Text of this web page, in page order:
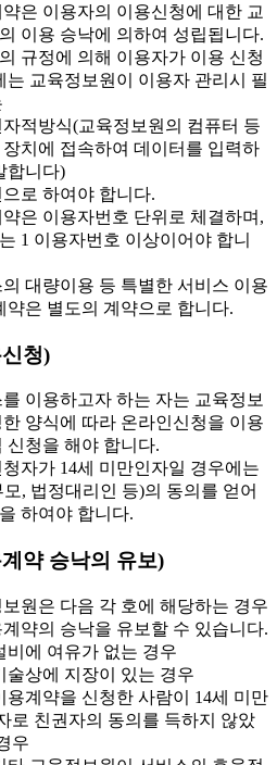
은 이용자의 이용신청에 대한 교
이용 승낙에 의하여 성립됩니다.
규정에 의해 이용자가 이용 신청
는 교육정보원이 이용자 관리시 필
적방식(교육정보원의 컴퓨터 등
치에 접속하여 데이터를 입력하
합니다)
로 하여야 합니다.
은 이용자번호 단위로 체결하며,
1 이용자번호 이상이어야 합니
대량이용 등 특별한 서비스 이용
약은 별도의 계약으로 합니다.
청)
이용하고자 하는 자는 교육정보
양식에 따라 온라인신청을 이용
신청을 해야 합니다.
자가 14세 미만인자일 경우에는
, 법정대리인 등)의 동의를 얻어
하여야 합니다.
약 승낙의 유보)
원은 다음 각 호에 해당하는 경우
약의 승낙을 유보할 수 있습니다.
비에 여유가 없는 경우
술상에 지장이 있는 경우
용계약을 신청한 사람이 14세 미만
로 친권자의 동의를 득하지 않았
우